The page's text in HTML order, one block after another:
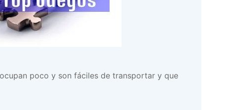
poco y son fáciles de transportar y que